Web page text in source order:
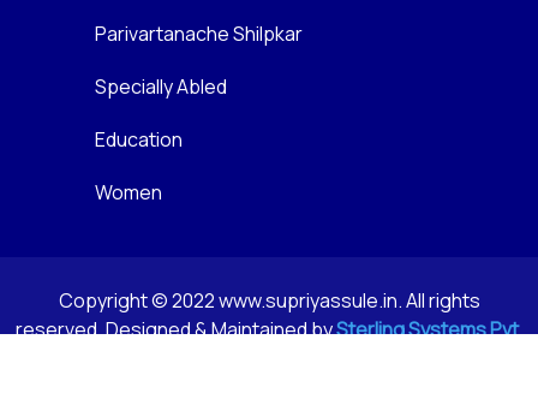
Parivartanache Shilpkar
Specially Abled
Education
Women
Copyright © 2022 www.supriyassule.in. All rights
reserved. Designed & Maintained bySterling Systems Pvt.